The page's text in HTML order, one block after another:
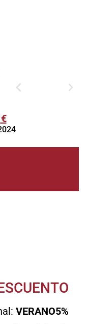
€
VERANO5%